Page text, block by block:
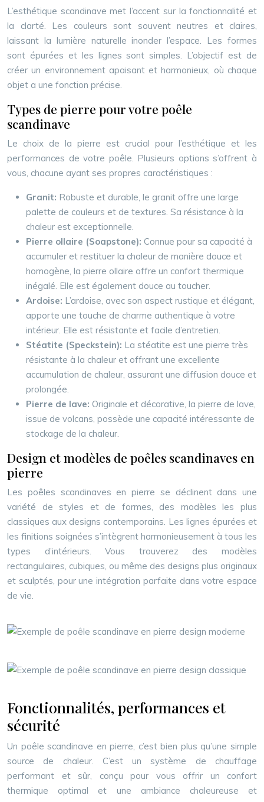
L’esthétique scandinave met l’accent sur la fonctionnalité et
la clarté. Les couleurs sont souvent neutres et claires,
laissant la lumière naturelle inonder l’espace. Les formes
sont épurées et les lignes sont simples. L’objectif est de
créer un environnement apaisant et harmonieux, où chaque
objet a une fonction précise.
Types de pierre pour votre poêle
scandinave
Le choix de la pierre est crucial pour l’esthétique et les
performances de votre poêle. Plusieurs options s’offrent à
vous, chacune ayant ses propres caractéristiques :
Granit: Robuste et durable, le granit offre une large
palette de couleurs et de textures. Sa résistance à la
chaleur est exceptionnelle.
Pierre ollaire (Soapstone): Connue pour sa capacité à
accumuler et restituer la chaleur de manière douce et
homogène, la pierre ollaire offre un confort thermique
inégalé. Elle est également douce au toucher.
Ardoise: L’ardoise, avec son aspect rustique et élégant,
apporte une touche de charme authentique à votre
intérieur. Elle est résistante et facile d’entretien.
Stéatite (Speckstein): La stéatite est une pierre très
résistante à la chaleur et offrant une excellente
accumulation de chaleur, assurant une diffusion douce et
prolongée.
Pierre de lave: Originale et décorative, la pierre de lave,
issue de volcans, possède une capacité intéressante de
stockage de la chaleur.
Design et modèles de poêles scandinaves en
pierre
Les poêles scandinaves en pierre se déclinent dans une
variété de styles et de formes, des modèles les plus
classiques aux designs contemporains. Les lignes épurées et
les finitions soignées s’intègrent harmonieusement à tous les
types d’intérieurs. Vous trouverez des modèles
rectangulaires, cubiques, ou même des designs plus originaux
et sculptés, pour une intégration parfaite dans votre espace
de vie.
Fonctionnalités, performances et
sécurité
Un poêle scandinave en pierre, c’est bien plus qu’une simple
source de chaleur. C’est un système de chauffage
performant et sûr, conçu pour vous offrir un confort
thermique optimal et une ambiance chaleureuse et